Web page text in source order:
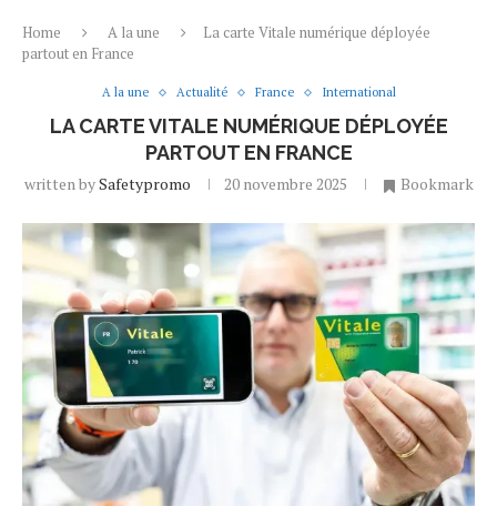
Home A la une
La carte Vitale numérique déployée
partout en France
A la une Actualité France International
LA CARTE VITALE NUMÉRIQUE DÉPLOYÉE
PARTOUT EN FRANCE
written bySafetypromo 20 novembre 2025 Bookmark